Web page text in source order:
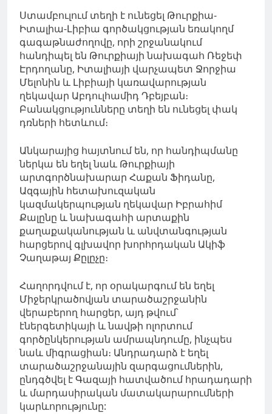
Ստամբուլում տեղի է ունեցել Թուրքիա-
Իտալիա-Լիբիա գործակցության եռակողմ
գագաթնաժողովը, որի շրջանակում
հանդիպել են Թուրքիայի նախագահ Ռեջեփ
Էրդողանը, Իտալիայի վարչապետ Ջորջիա
Մելոնին և Լիբիայի կառավարության
ղեկավար Աբդուլհամիդ Դբեյբան։
Բանակցությունները տեղի են ունեցել փակ
դռների հետևում։
Անկարայից հայտնում են, որ հանդիպմանը
ներկա են եղել նաև Թուրքիայի
արտգործնախարար Հաքան Ֆիդանը,
Ազգային հետախուզական
կազմակերպության ղեկավար Իբրահիմ
Քալընը և նախագահի արտաքին
քաղաքականության և անվտանգության
հարցերով գլխավոր խորհրդական Ակիֆ
Չաղաթայ Քըլըչը։
Հաղորդվում է, որ օրակարգում են եղել
Միջերկրածովյան տարածաշրջանին
վերաբերող հարցեր, այդ թվում՝
էներգետիկայի և նավթի ոլորտում
գործընկերության ամրապնդումը, ինչպես
նաև միգրացիան։ Անդրադարձ է եղել
տարածաշրջանային զարգացումներին,
ընդգծվել է Գազայի հատվածում հրադադարի
և մարդասիրական մատակարարումների
կարևորությունը: